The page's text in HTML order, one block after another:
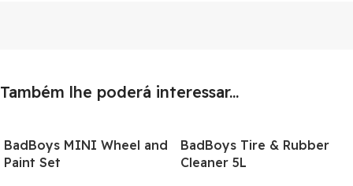
Também lhe poderá interessar...
BadBoys MINI Wheel and
Paint Set
BadBoys Tire & Rubber
Cleaner 5L